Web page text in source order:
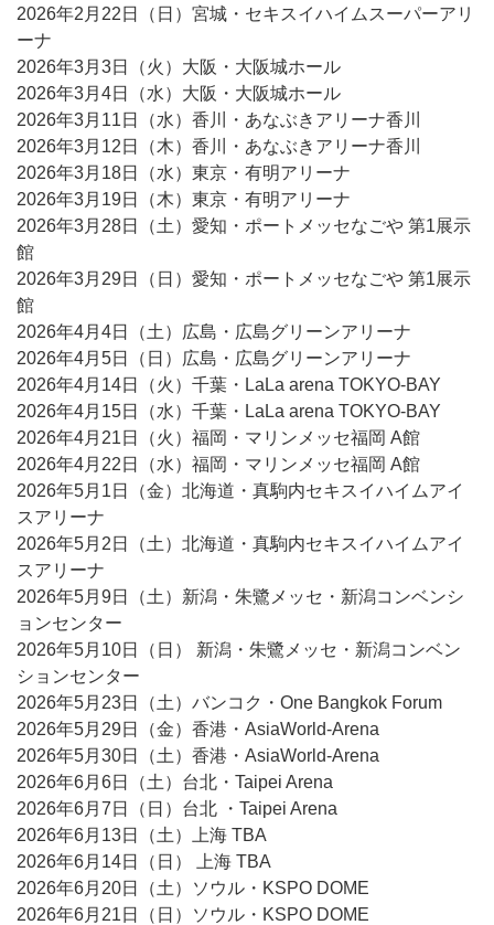
2026年2月22日（日）宮城・セキスイハイムスーパーアリ
ーナ
2026年3月3日（火）大阪・大阪城ホール
2026年3月4日（水）大阪・大阪城ホール
2026年3月11日（水）香川・あなぶきアリーナ香川
2026年3月12日（木）香川・あなぶきアリーナ香川
2026年3月18日（水）東京・有明アリーナ
2026年3月19日（木）東京・有明アリーナ
2026年3月28日（土）愛知・ポートメッセなごや 第1展示
館
2026年3月29日（日）愛知・ポートメッセなごや 第1展示
館
2026年4月4日（土）広島・広島グリーンアリーナ
2026年4月5日（日）広島・広島グリーンアリーナ
2026年4月14日（火）千葉・LaLa arena TOKYO-BAY
2026年4月15日（水）千葉・LaLa arena TOKYO-BAY
2026年4月21日（火）福岡・マリンメッセ福岡 A館
2026年4月22日（水）福岡・マリンメッセ福岡 A館
2026年5月1日（金）北海道・真駒内セキスイハイムアイ
スアリーナ
2026年5月2日（土）北海道・真駒内セキスイハイムアイ
スアリーナ
2026年5月9日（土）新潟・朱鷺メッセ・新潟コンベンシ
ョンセンター
2026年5月10日（日） 新潟・朱鷺メッセ・新潟コンベン
ションセンター
2026年5月23日（土）バンコク・One Bangkok Forum
2026年5月29日（金）香港・AsiaWorld-Arena
2026年5月30日（土）香港・AsiaWorld-Arena
2026年6月6日（土）台北・Taipei Arena
2026年6月7日（日）台北 ・Taipei Arena
2026年6月13日（土）上海 TBA
2026年6月14日（日） 上海 TBA
2026年6月20日（土）ソウル・KSPO DOME
2026年6月21日（日）ソウル・KSPO DOME